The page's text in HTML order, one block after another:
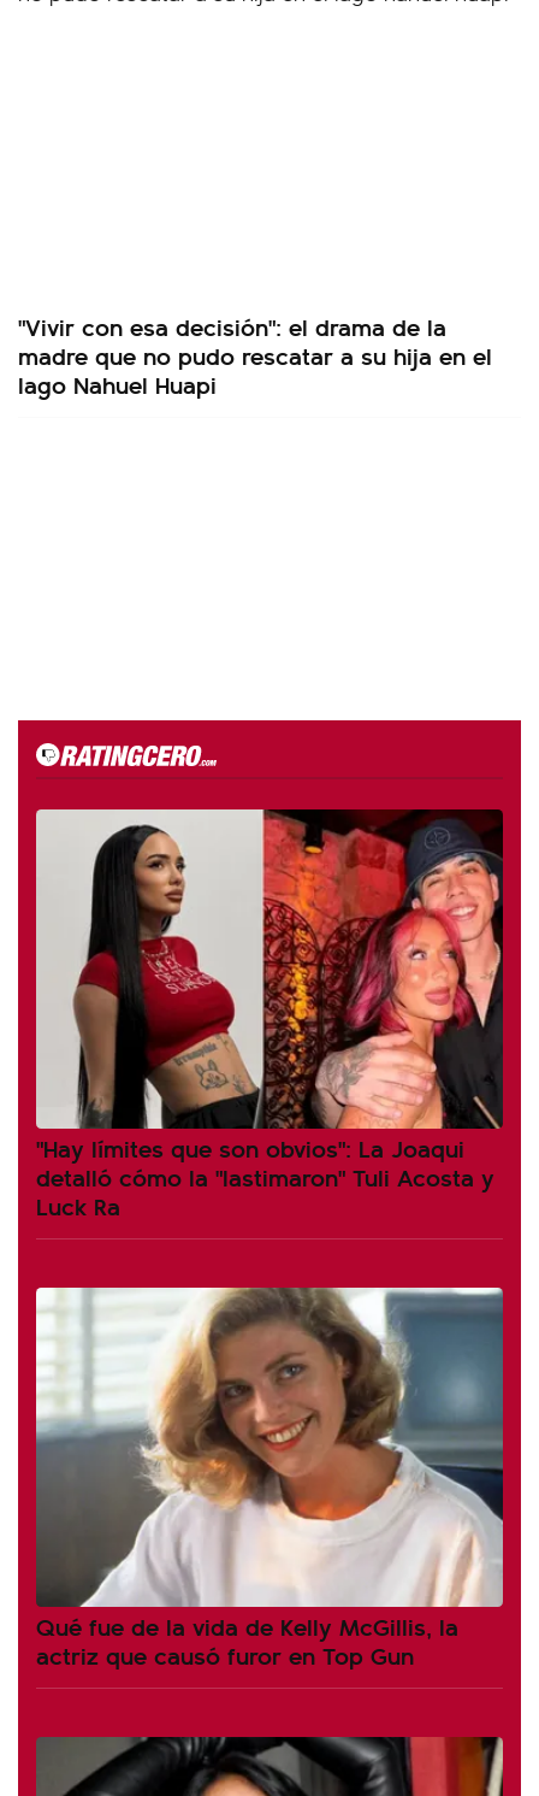
"Vivir con esa decisión": el drama de la
madre que no pudo rescatar a su hija en el
lago Nahuel Huapi
"Hay límites que son obvios": La Joaqui
detalló cómo la "lastimaron" Tuli Acosta y
Luck Ra
Qué fue de la vida de Kelly McGillis, la
actriz que causó furor en Top Gun